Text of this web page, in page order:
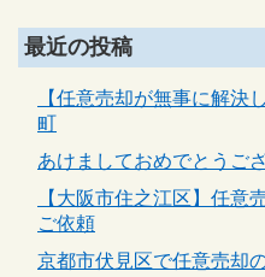
最近の投稿
【任意売却が無事に解決
町
あけましておめでとうご
【大阪市住之江区】任意
ご依頼
京都市伏見区で任意売却